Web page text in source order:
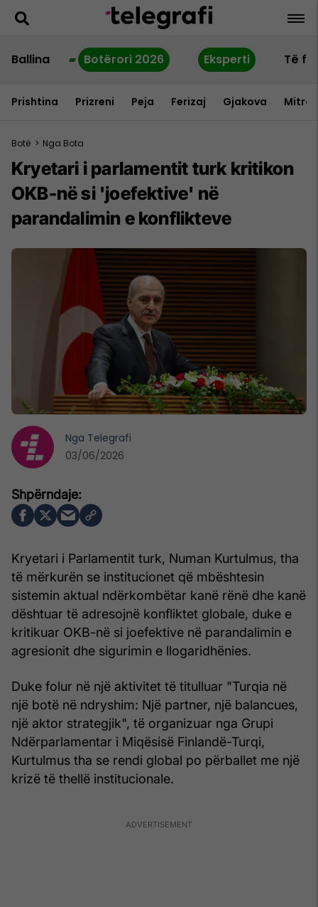
Ballina Botërori 2026 Eksperti Të
Prishtina Prizreni Peja Ferizaj Gjakova
Botë > Nga Bota
Kryetari i parlamentit turk kritikon
OKB-në si 'joefektive' në
parandalimin e konflikteve
Kryetari i Parlamentit turk, Numan Kurtulmus, tha
të mërkurën se institucionet që mbështesin
sistemin aktual ndërkombëtar kanë rënë dhe kanë
dështuar të adresojnë konfliktet globale, duke e
kritikuar OKB-në si joefektive në parandalimin e
agresionit dhe sigurimin e llogaridhënies.
Duke folur në një aktivitet të titulluar "Turqia në
një botë në ndryshim: Një partner, një balancues,
një aktor strategjik", të organizuar nga Grupi
Ndërparlamentar i Miqësisë Finlandë-Turqi,
Kurtulmus tha se rendi global po përballet me një
krizë të thellë institucionale.
Nga Telegrafi
03/06/2026